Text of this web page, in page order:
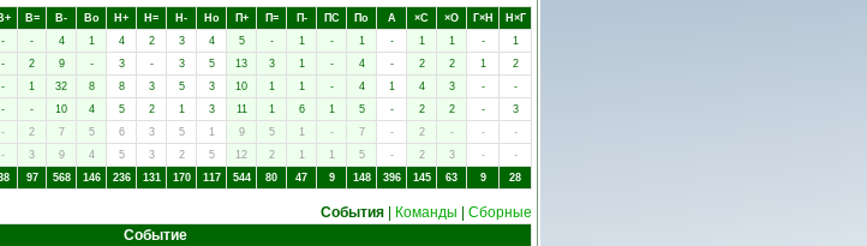
В+ В= В- Вo Н+ Н= Н- Нo П+ П= П- ПC Пo А ×C ×O Г×Н
Н×Г
- - 4 1 4 2 3 4 5 - 1 - 1 - 1 1 -
1
- 2 9 - 3 - 3 5 13 3 1 - 4 - 2 2 1
2
- 1 32 8 8 3 5 3 10 1 1 - 4 1 4 3 -
-
- - 10 4 5 2 1 3 11 1 6 1 5 - 2 2 -
3
- 2 7 5 6 3 5 1 9 5 1 - 7 - 2 - -
-
- 3 9 4 5 3 2 5 12 2 1 1 5 - 2 3 -
-
97 568 146 236 131 170 117 544 80 47 9 148 396 145 63 9 28
События Команды Сборные
Событие